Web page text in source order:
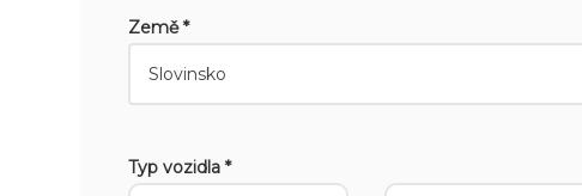
Země *
Typ vozidla *